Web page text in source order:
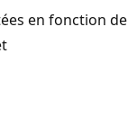
en fonction de